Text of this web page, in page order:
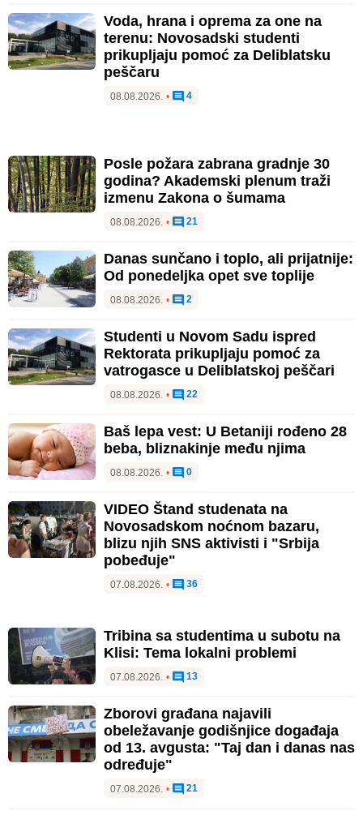
Voda, hrana i oprema za one na
terenu: Novosadski studenti
prikupljaju pomoć za Deliblatsku
peščaru
08.08.2026. • 4
Posle požara zabrana gradnje 30
godina? Akademski plenum traži
izmenu Zakona o šumama
08.08.2026. • 21
Danas sunčano i toplo, ali prijatnije:
Od ponedeljka opet sve toplije
08.08.2026. • 2
Studenti u Novom Sadu ispred
Rektorata prikupljaju pomoć za
vatrogasce u Deliblatskoj peščari
08.08.2026. • 22
Baš lepa vest: U Betaniji rođeno 28
beba, bliznakinje među njima
08.08.2026. • 0
VIDEO Štand studenata na
Novosadskom noćnom bazaru,
blizu njih SNS aktivisti i "Srbija
pobeđuje"
07.08.2026. • 36
Tribina sa studentima u subotu na
Klisi: Tema lokalni problemi
07.08.2026. • 13
Zborovi građana najavili
obeležavanje godišnjice događaja
od 13. avgusta: "Taj dan i danas nas
određuje"
07.08.2026. • 21